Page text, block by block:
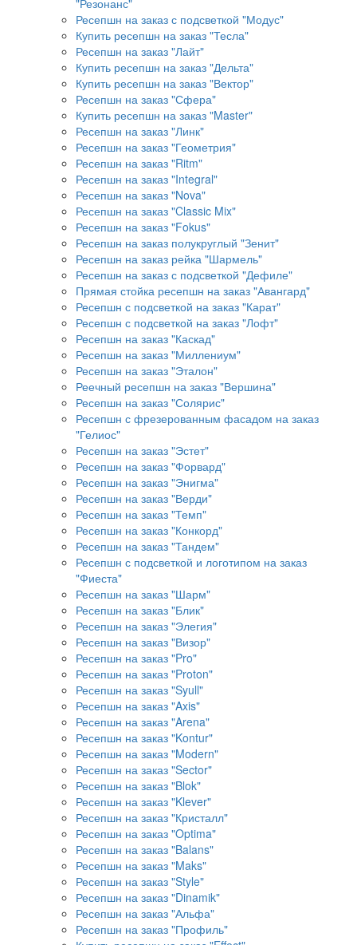
"Резонанс"
Ресепшн на заказ с подсветкой "Модус"
Купить ресепшн на заказ "Тесла"
Ресепшн на заказ "Лайт"
Купить ресепшн на заказ "Дельта"
Купить ресепшн на заказ "Вектор"
Ресепшн на заказ "Сфера"
Купить ресепшн на заказ "Master"
Ресепшн на заказ "Линк"
Ресепшн на заказ "Геометрия"
Ресепшн на заказ "Ritm"
Ресепшн на заказ "Integral"
Ресепшн на заказ "Nova"
Ресепшн на заказ "Classic Mix"
Ресепшн на заказ "Fokus"
Ресепшн на заказ полукруглый "Зенит"
Ресепшн на заказ рейка "Шармель"
Ресепшн на заказ с подсветкой "Дефиле"
Прямая стойка ресепшн на заказ "Авангард"
Ресепшн с подсветкой на заказ "Карат"
Ресепшн с подсветкой на заказ "Лофт"
Ресепшн на заказ "Каскад"
Ресепшн на заказ "Миллениум"
Ресепшн на заказ "Эталон"
Реечный ресепшн на заказ "Вершина"
Ресепшн на заказ "Солярис"
Ресепшн с фрезерованным фасадом на заказ
"Гелиос"
Ресепшн на заказ "Эстет"
Ресепшн на заказ "Форвард"
Ресепшн на заказ "Энигма"
Ресепшн на заказ "Верди"
Ресепшн на заказ "Темп"
Ресепшн на заказ "Конкорд"
Ресепшн на заказ "Тандем"
Ресепшн с подсветкой и логотипом на заказ
"Фиеста"
Ресепшн на заказ "Шарм"
Ресепшн на заказ "Блик"
Ресепшн на заказ "Элегия"
Ресепшн на заказ "Визор"
Ресепшн на заказ "Pro"
Ресепшн на заказ "Proton"
Ресепшн на заказ "Syull"
Ресепшн на заказ "Axis"
Ресепшн на заказ "Arena"
Ресепшн на заказ "Kontur"
Ресепшн на заказ "Modern"
Ресепшн на заказ "Sector"
Ресепшн на заказ "Blok"
Ресепшн на заказ "Klever"
Ресепшн на заказ "Кристалл"
Ресепшн на заказ "Optima"
Ресепшн на заказ "Balans"
Ресепшн на заказ "Maks"
Ресепшн на заказ "Style"
Ресепшн на заказ "Dinamik"
Ресепшн на заказ "Альфа"
Ресепшн на заказ "Профиль"